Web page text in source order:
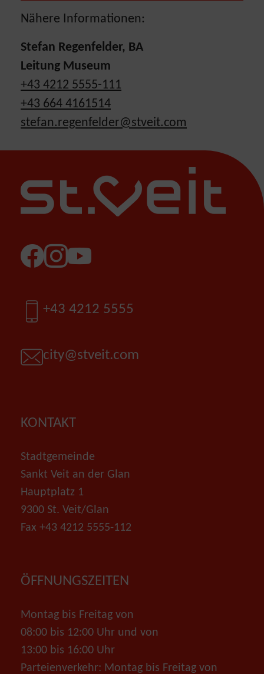
Nähere Informationen:
Stefan Regenfelder, BA
Leitung Museum
+43 4212 5555-111
+43 664 4161514
stefan.regenfelder@stveit.com
FacebookInstagramYouTube
Telefon
+43 4212 5555
E-Mail
city@stveit.com
KONTAKT
Stadtgemeinde
Sankt Veit an der Glan
Hauptplatz 1
9300 St. Veit/Glan
Fax +43 4212 5555-112
ÖFFNUNGSZEITEN
Montag bis Freitag von
08:00 bis 12:00 Uhr und von
13:00 bis 16:00 Uhr
Parteienverkehr: Montag bis Freitag von